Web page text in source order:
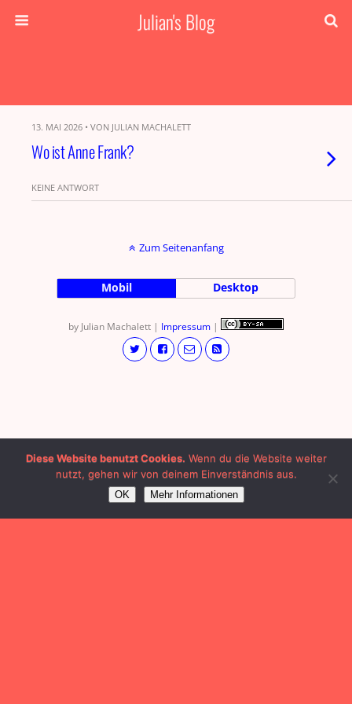
Julian's Blog
13. MAI 2026 • VON JULIAN MACHALETT
Wo ist Anne Frank?
KEINE ANTWORT
Zum Seitenanfang
Mobil Desktop
by Julian Machalett | Impressum |
Diese Website benutzt Cookies. Wenn du die Website weiter
nutzt, gehen wir von deinem Einverständnis aus.
OK Mehr Informationen